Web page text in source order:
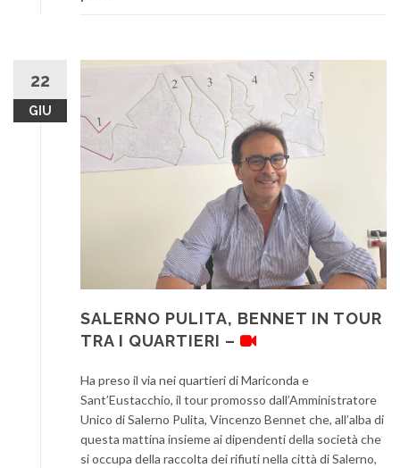
22
GIU
SALERNO PULITA, BENNET IN TOUR
TRA I QUARTIERI –
Ha preso il via nei quartieri di Mariconda e
Sant’Eustacchio, il tour promosso dall’Amministratore
Unico di Salerno Pulita, Vincenzo Bennet che, all’alba di
questa mattina insieme ai dipendenti della società che
si occupa della raccolta dei rifiuti nella città di Salerno,